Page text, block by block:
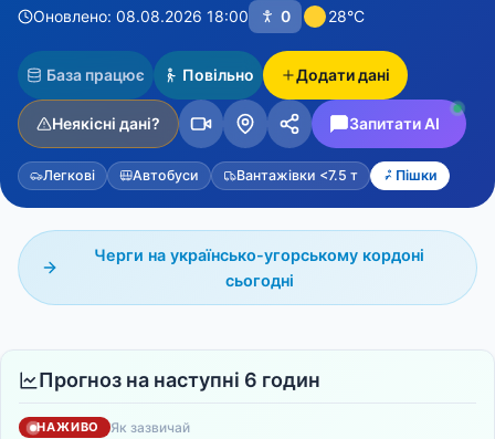
Оновлено: 08.08.2026 18:00 0 28°C
База працює Повільно Додати дані
Неякісні дані? Запитати AI
Легкові Автобуси Вантажівки <7.5 т Пішки
Черги на українсько-угорському кордоні
сьогодні
Прогноз на наступні 6 годин
НАЖИВО Як зазвичай